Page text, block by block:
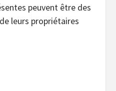
peuvent être des
leurs propriétaires